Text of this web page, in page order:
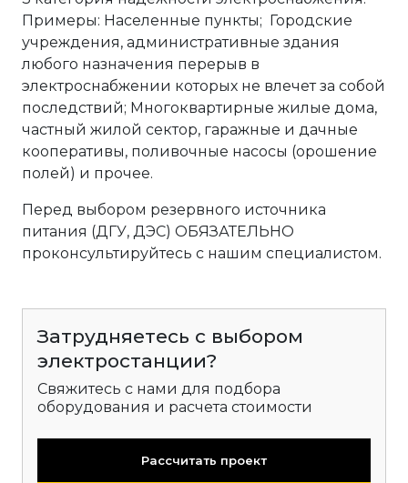
Примеры: Населенные пункты; Городские
учреждения, административные здания
любого назначения перерыв в
электроснабжении которых не влечет за собой
последствий; Многоквартирные жилые дома,
частный жилой сектор, гаражные и дачные
кооперативы, поливочные насосы (орошение
полей) и прочее.
Перед выбором резервного источника
питания (ДГУ, ДЭС) ОБЯЗАТЕЛЬНО
проконсультируйтесь с нашим специалистом.
Затрудняетесь с выбором
электростанции?
Свяжитесь с нами для подбора
оборудования и расчета стоимости
Рассчитать проект